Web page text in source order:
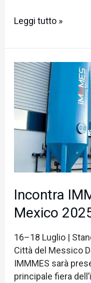
Leggi tutto »
Incontra
Mexico
16–18 Luglio |
Città del Messico
IMMMES sarà
principale fiera
Incontra
IMMMES
a
Glasstech
Mexico
2025!